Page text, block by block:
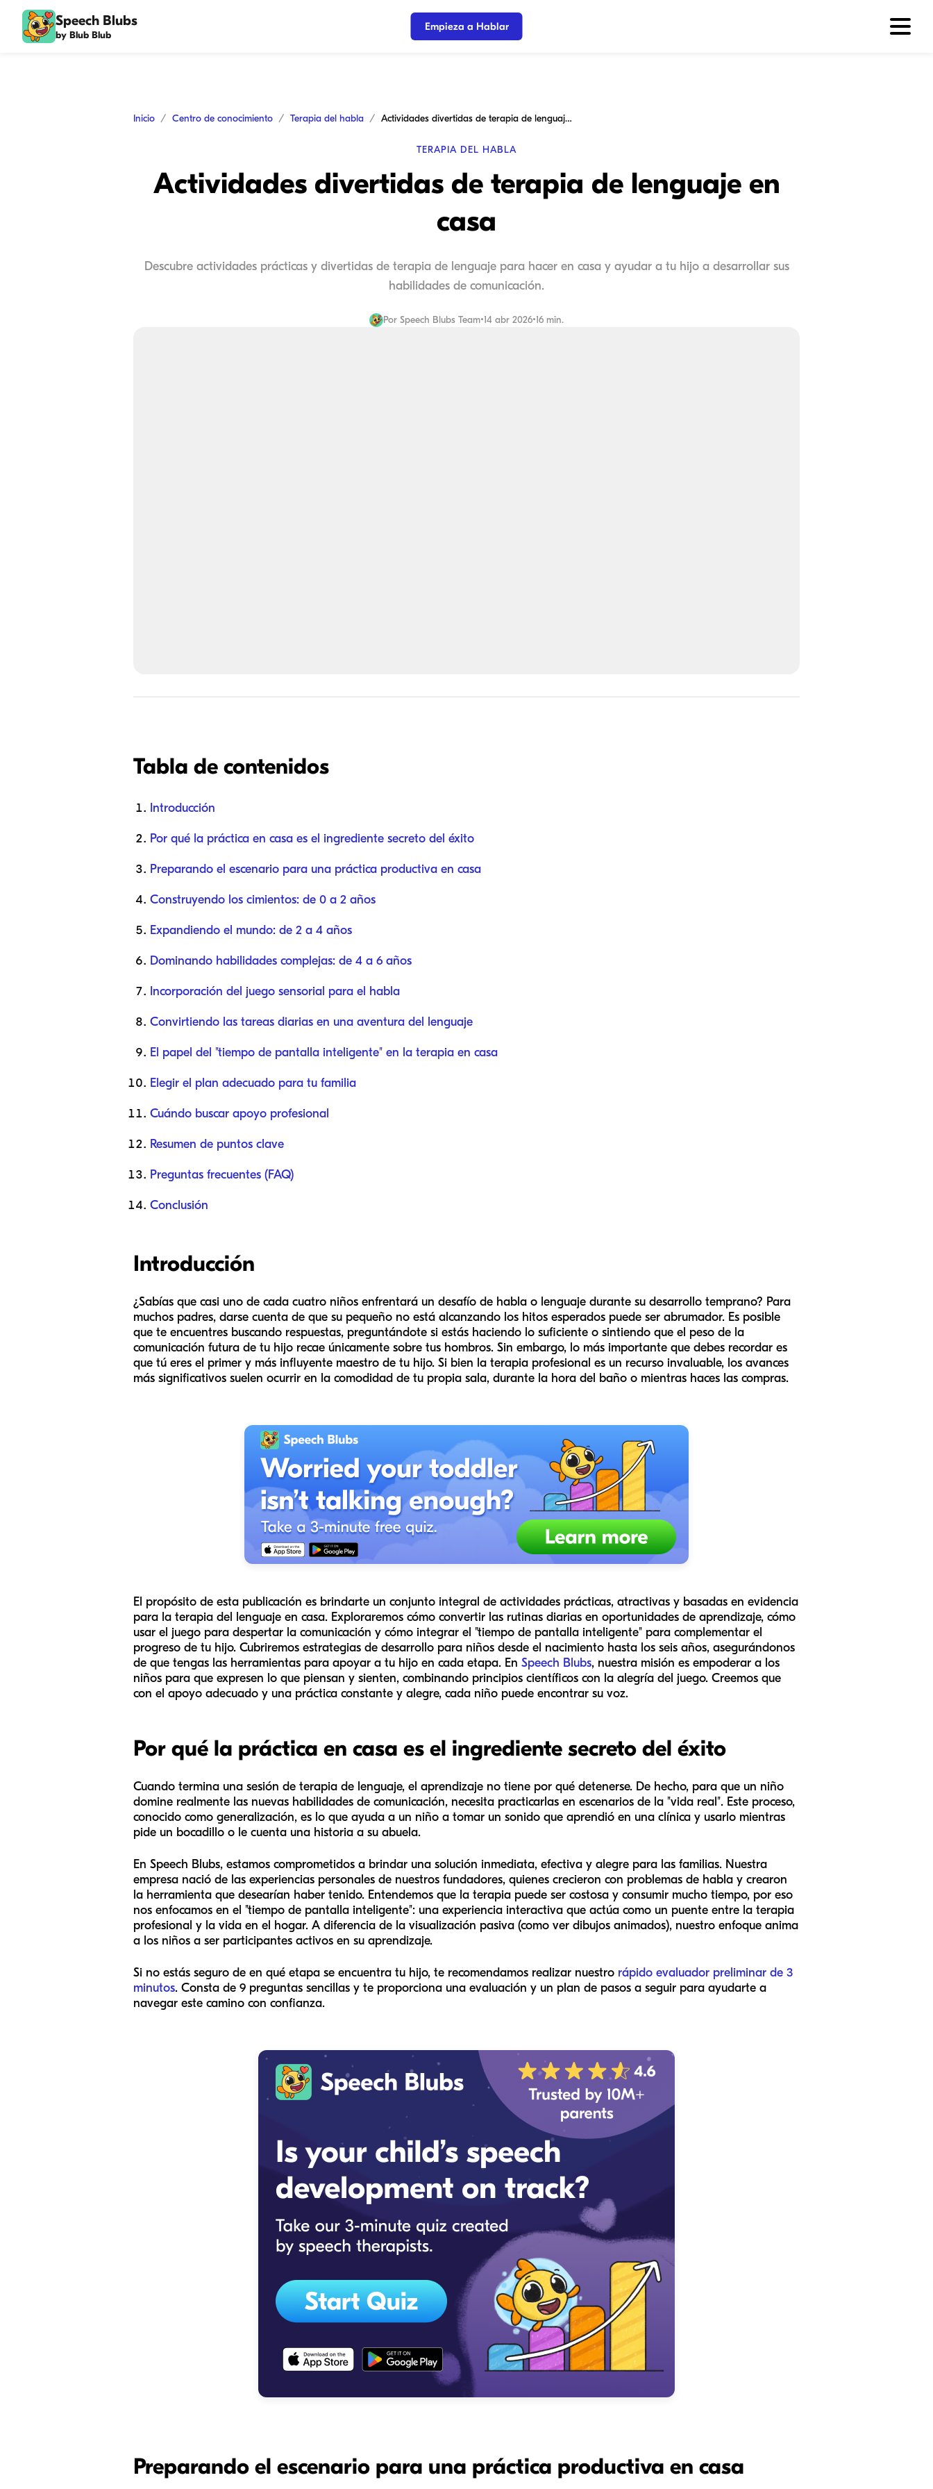
Speech Blubs
by Blub Blub
Empieza a Hablar
Inicio Centro de conocimiento Terapia del habla Actividades divertidas de terapia de lenguaje en casa
TERAPIA DEL HABLA
Actividades divertidas de terapia de lenguaje en
casa
Descubre actividades prácticas y divertidas de terapia de lenguaje para hacer en casa y ayudar a tu hijo a desarrollar sus
habilidades de comunicación.
Por Speech Blubs Team•14 abr 2026•16 min.
Tabla de contenidos
Introducción
Por qué la práctica en casa es el ingrediente secreto del éxito
Preparando el escenario para una práctica productiva en casa
Construyendo los cimientos: de 0 a 2 años
Expandiendo el mundo: de 2 a 4 años
Dominando habilidades complejas: de 4 a 6 años
Incorporación del juego sensorial para el habla
Convirtiendo las tareas diarias en una aventura del lenguaje
El papel del "tiempo de pantalla inteligente" en la terapia en casa
Elegir el plan adecuado para tu familia
Cuándo buscar apoyo profesional
Resumen de puntos clave
Preguntas frecuentes (FAQ)
Conclusión
Introducción
¿Sabías que casi uno de cada cuatro niños enfrentará un desafío de habla o lenguaje durante su desarrollo temprano? Para
muchos padres, darse cuenta de que su pequeño no está alcanzando los hitos esperados puede ser abrumador. Es posible
que te encuentres buscando respuestas, preguntándote si estás haciendo lo suficiente o sintiendo que el peso de la
comunicación futura de tu hijo recae únicamente sobre tus hombros. Sin embargo, lo más importante que debes recordar es
que tú eres el primer y más influyente maestro de tu hijo. Si bien la terapia profesional es un recurso invaluable, los avances
más significativos suelen ocurrir en la comodidad de tu propia sala, durante la hora del baño o mientras haces las compras.
El propósito de esta publicación es brindarte un conjunto integral de actividades prácticas, atractivas y basadas en evidencia
para la terapia del lenguaje en casa. Exploraremos cómo convertir las rutinas diarias en oportunidades de aprendizaje, cómo
usar el juego para despertar la comunicación y cómo integrar el "tiempo de pantalla inteligente" para complementar el
progreso de tu hijo. Cubriremos estrategias de desarrollo para niños desde el nacimiento hasta los seis años, asegurándonos
de que tengas las herramientas para apoyar a tu hijo en cada etapa. En Speech Blubs, nuestra misión es empoderar a los
niños para que expresen lo que piensan y sienten, combinando principios científicos con la alegría del juego. Creemos que
con el apoyo adecuado y una práctica constante y alegre, cada niño puede encontrar su voz.
Por qué la práctica en casa es el ingrediente secreto del éxito
Cuando termina una sesión de terapia de lenguaje, el aprendizaje no tiene por qué detenerse. De hecho, para que un niño
domine realmente las nuevas habilidades de comunicación, necesita practicarlas en escenarios de la "vida real". Este proceso,
conocido como generalización, es lo que ayuda a un niño a tomar un sonido que aprendió en una clínica y usarlo mientras
pide un bocadillo o le cuenta una historia a su abuela.
En Speech Blubs, estamos comprometidos a brindar una solución inmediata, efectiva y alegre para las familias. Nuestra
empresa nació de las experiencias personales de nuestros fundadores, quienes crecieron con problemas de habla y crearon
la herramienta que desearían haber tenido. Entendemos que la terapia puede ser costosa y consumir mucho tiempo, por eso
nos enfocamos en el "tiempo de pantalla inteligente": una experiencia interactiva que actúa como un puente entre la terapia
profesional y la vida en el hogar. A diferencia de la visualización pasiva (como ver dibujos animados), nuestro enfoque anima
a los niños a ser participantes activos en su aprendizaje.
Si no estás seguro de en qué etapa se encuentra tu hijo, te recomendamos realizar nuestro rápido evaluador preliminar de 3
minutos. Consta de 9 preguntas sencillas y te proporciona una evaluación y un plan de pasos a seguir para ayudarte a
navegar este camino con confianza.
Preparando el escenario para una práctica productiva en casa